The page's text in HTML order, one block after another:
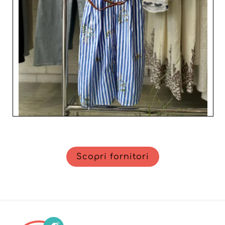
esigenti di oggi. Unitevi ai nostri numerosi clienti
soddisfatti e scoprite come laifashion può trasformare il
vostro assortimento, unendo stile, qualità e performance
Scopri fornitori